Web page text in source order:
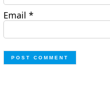
Email*